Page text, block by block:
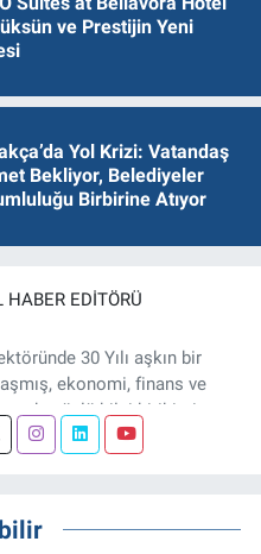
ve Prestijin Yeni
Yol Krizi: Vatandaş
Bekliyor, Belediyeler
Birbirine Atıyor
HABER EDITÖRÜ
30 Yılı aşkın bir
ekonomi, finans ve
güçlü bilgi birikimine
odaklı deneyimli bir
haber, analiz ve özel
konusunda yetkinim.